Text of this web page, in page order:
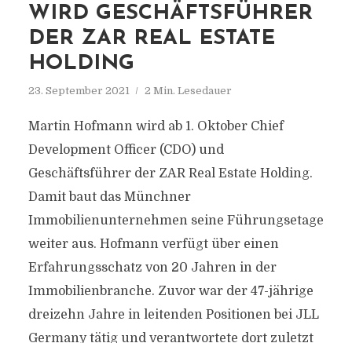
WIRD GESCHÄFTSFÜHRER
DER ZAR REAL ESTATE
HOLDING
23. September 2021 2 Min. Lesedauer
Martin Hofmann wird ab 1. Oktober Chief
Development Officer (CDO) und
Geschäftsführer der ZAR Real Estate Holding.
Damit baut das Münchner
Immobilienunternehmen seine Führungsetage
weiter aus. Hofmann verfügt über einen
Erfahrungsschatz von 20 Jahren in der
Immobilienbranche. Zuvor war der 47-jährige
dreizehn Jahre in leitenden Positionen bei JLL
Germany tätig und verantwortete dort zuletzt